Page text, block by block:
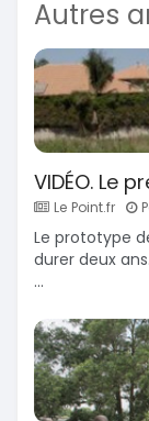
Autres
VIDÉO. Le
Le Point.fr
Le prototype
durer deux
...